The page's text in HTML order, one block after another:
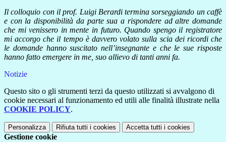
Il colloquio con il prof. Luigi Berardi termina sorseggiando un caffè
e con la disponibilità da parte sua a rispondere ad altre domande
che mi venissero in mente in futuro. Quando spengo il registratore
mi accorgo che il tempo è davvero volato sulla scia dei ricordi che
le domande hanno suscitato nell’insegnante e che le sue risposte
hanno fatto emergere in me, suo allievo di tanti anni fa.
Notizie
Questo sito o gli strumenti terzi da questo utilizzati si avvalgono di
cookie necessari al funzionamento ed utili alle finalità illustrate nella
COOKIE POLICY.
Personalizza Rifiuta tutti i cookies Accetta tutti i cookies
Gestione cookie